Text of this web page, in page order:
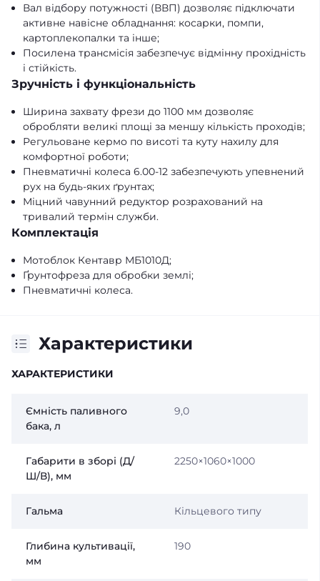
Вал відбору потужності (ВВП) дозволяє підключати
активне навісне обладнання: косарки, помпи,
картоплекопалки та інше;
Посилена трансмісія забезпечує відмінну прохідність
і стійкість.
Зручність і функціональність
Ширина захвату фрези до 1100 мм дозволяє
обробляти великі площі за меншу кількість проходів;
Регульоване кермо по висоті та куту нахилу для
комфортної роботи;
Пневматичні колеса 6.00-12 забезпечують упевнений
рух на будь-яких ґрунтах;
Міцний чавунний редуктор розрахований на
тривалий термін служби.
Комплектація
Мотоблок Кентавр МБ1010Д;
Ґрунтофреза для обробки землі;
Пневматичні колеса.
Характеристики
ХАРАКТЕРИСТИКИ
Ємність паливного
бака, л
9,0
Габарити в зборі (Д/
Ш/В), мм
2250×1060×1000
Гальма Кільцевого типу
Глибина культивації,
мм
190